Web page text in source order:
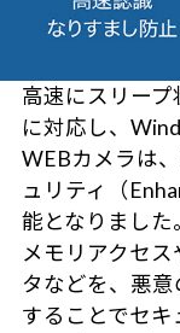
高速にスリー
に対応し、
WEBカメラは
ュリティ（
能となりました。
メモリアクセ
タなどを、悪
することでセ